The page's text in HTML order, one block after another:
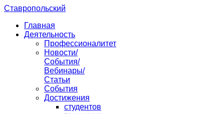
Ставропольский
Главная
Деятельность
Профессионалитет
Новости/
События/
Вебинары/
Статьи
События
Достижения
студентов